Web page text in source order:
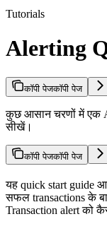
Tutorials
Alerting
कॉपी पेजकॉपी पेज
कुछ आसान चरणों में एक
सीखें।
कॉपी पेजकॉपी पेज
यह quick start guide
सफल transactions के
Transaction alert को